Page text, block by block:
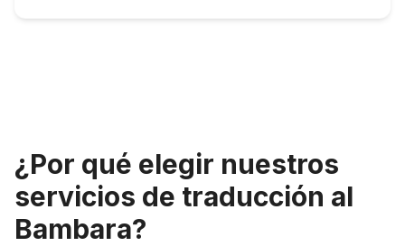
¿Por qué elegir nuestros
servicios de traducción al
Bambara?